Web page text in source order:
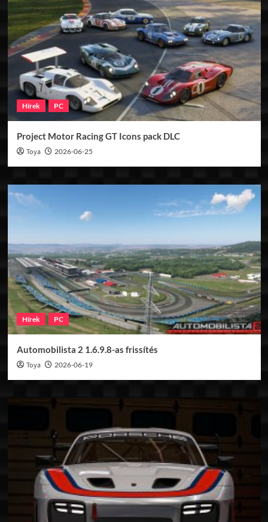
Hírek PC
Project Motor Racing GT Icons pack DLC
Toya 2026-06-25
Hírek PC
Automobilista 2 1.6.9.8-as frissítés
Toya 2026-06-19